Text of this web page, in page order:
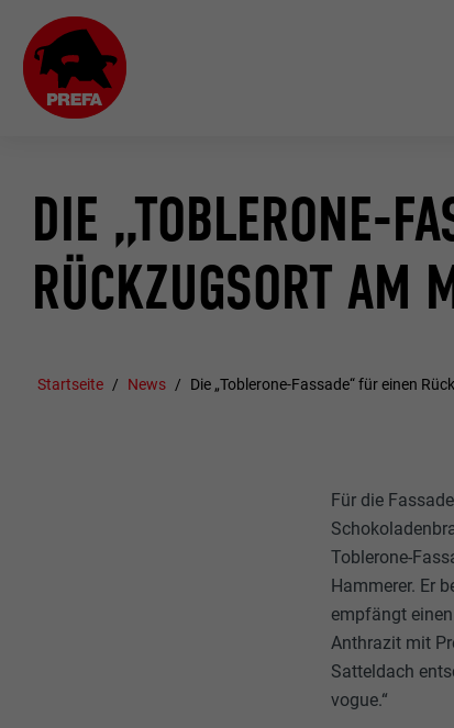
DIE „TOBLERONE-
RÜCKZUGSORT AM
Startseite News Die „Toblerone-Fassade“ für einen
Für die
Toblerone-
Hammerer. Er
empfängt
Anthrazit mit
Satteldach
vogue.“